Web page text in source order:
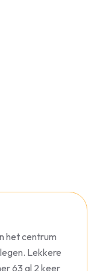
het centrum
Lekkere
63 al 2 keer